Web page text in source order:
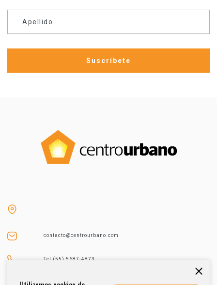
Apellido
contacto@centrourbano.com
Tel (55) 5687-4873